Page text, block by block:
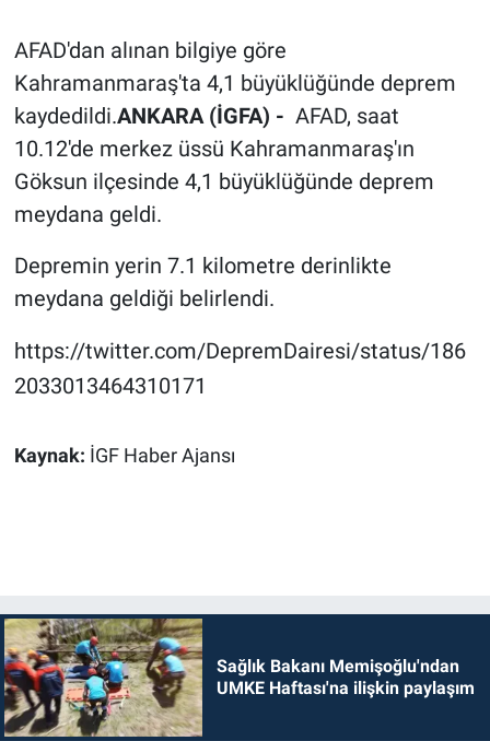
AFAD'dan alınan bilgiye göre
Kahramanmaraş'ta 4,1 büyüklüğünde deprem
kaydedildi.ANKARA (İGFA) - AFAD, saat
10.12'de merkez üssü Kahramanmaraş'ın
Göksun ilçesinde 4,1 büyüklüğünde deprem
meydana geldi.
Depremin yerin 7.1 kilometre derinlikte
meydana geldiği belirlendi.
https://twitter.com/DepremDairesi/status/186
2033013464310171
Kaynak: İGF Haber Ajansı
Sağlık Bakanı Memişoğlu'ndan
UMKE Haftası'na ilişkin paylaşım